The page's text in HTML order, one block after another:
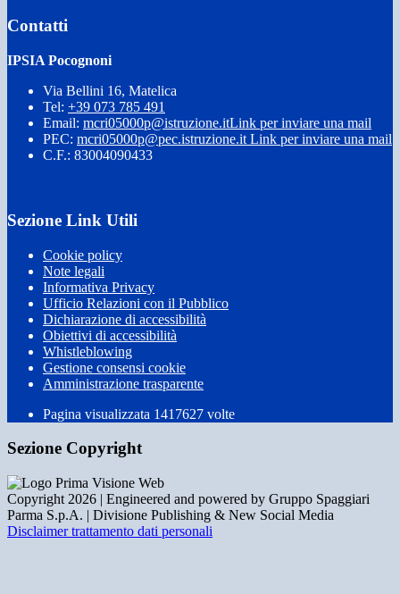
Contatti
IPSIA Pocognoni
Via Bellini 16, Matelica
Tel: +39 073 785 491
Email: mcri05000p@istruzione.itLink per inviare una mail
PEC: mcri05000p@pec.istruzione.it Link per inviare una mail
C.F.: 83004090433
Sezione Link Utili
Cookie policy
Note legali
Informativa Privacy
Ufficio Relazioni con il Pubblico
Dichiarazione di accessibilità
Obiettivi di accessibilità
Whistleblowing
Gestione consensi cookie
Amministrazione trasparente
Pagina visualizzata 1417627 volte
Sezione Copyright
Copyright 2026 | Engineered and powered by Gruppo Spaggiari
Parma S.p.A. | Divisione Publishing & New Social Media
Disclaimer trattamento dati personali